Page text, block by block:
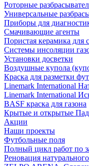
Роторные
Универсальные
Приборы для
Смачивающие агенты
Пористая керамика
Системы инсоляции
Установки досветки
Воздушные купола
Краска для разметки
Linemark International
Linemark International
BASF краска для газона
Крытые и открытые
Акции
Наши проекты
Футбольные поля
Полный цикл работ по
Реновация